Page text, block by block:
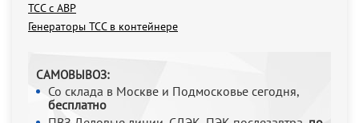
ТСС с АВР
Генераторы ТСС в контейнере
САМОВЫВОЗ:
Со склада в Москве и Подмосковье сегодня,
бесплатно